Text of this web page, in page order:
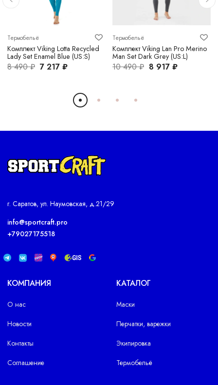
Термобельё
Комплект Viking Lotta Recycled
Lady Set Enamel Blue (US:S)
8 490 ₽ 7 217 ₽
Термобельё
Комплект Viking Lan Pro Merino
Man Set Dark Grey (US:L)
10 490 ₽ 8 917 ₽
г. Саратов, ул. Наумовская, д.21/29
info@sportcraft.pro
+79027175518
КОМПАНИЯ
О нас
Новости
Контакты
Соглашение
КАТАЛОГ
Маски
Перчатки, варежки
Экипировка
Термобельё